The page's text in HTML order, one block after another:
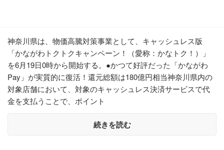
神奈川県は、物価高騰対策事業として、キャッシュレス版
「かながわトクトクキャンペーン！（愛称：かなトク！）」
を6月19日0時から開始する。●かつて好評だった「かながわ
Pay」が実質的に復活！還元総額は180億円相当神奈川県内の
対象店舗において、対象のキャッシュレス決済サービスで代
金を支払うことで、ポイント
続きを読む